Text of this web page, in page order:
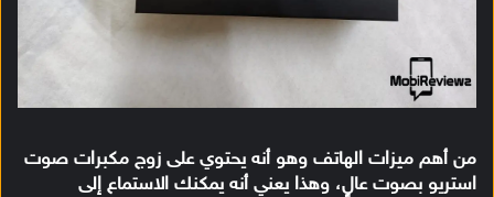
من أهم ميزات الهاتف وهو أنه يحتوي على زوج مكبرات صوت
استريو بصوت عالٍ، وهذا يعني أنه يمكنك الاستماع إلى